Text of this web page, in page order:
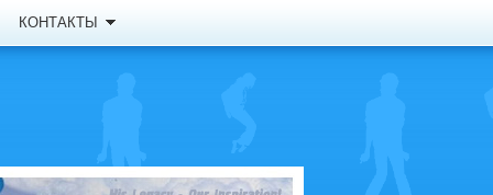
КОНТАКТЫ